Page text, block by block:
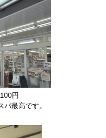
円
最高です。